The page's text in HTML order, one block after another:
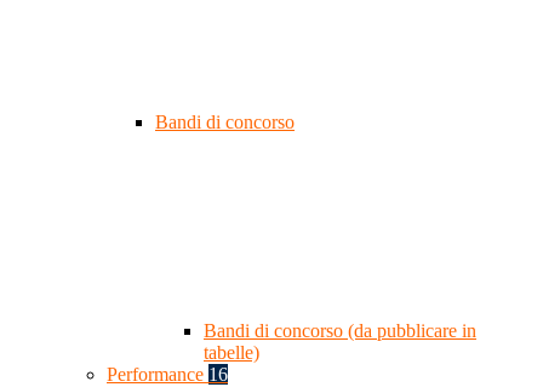
Bandi di concorso
Bandi di concorso (da pubblicare in
tabelle)
Performance 16